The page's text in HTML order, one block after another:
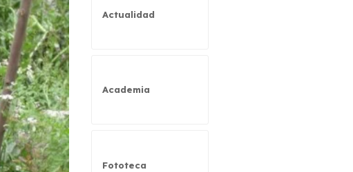
Actualidad
Academia
Fototeca